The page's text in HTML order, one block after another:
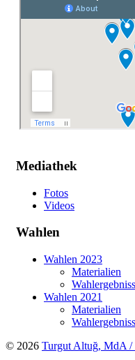
Mediathek
Fotos
Videos
Wahlen
Wahlen 2023
Materialien
Wahlen 2021
Materialien
© 2026 Turgut Altuğ, MdA /